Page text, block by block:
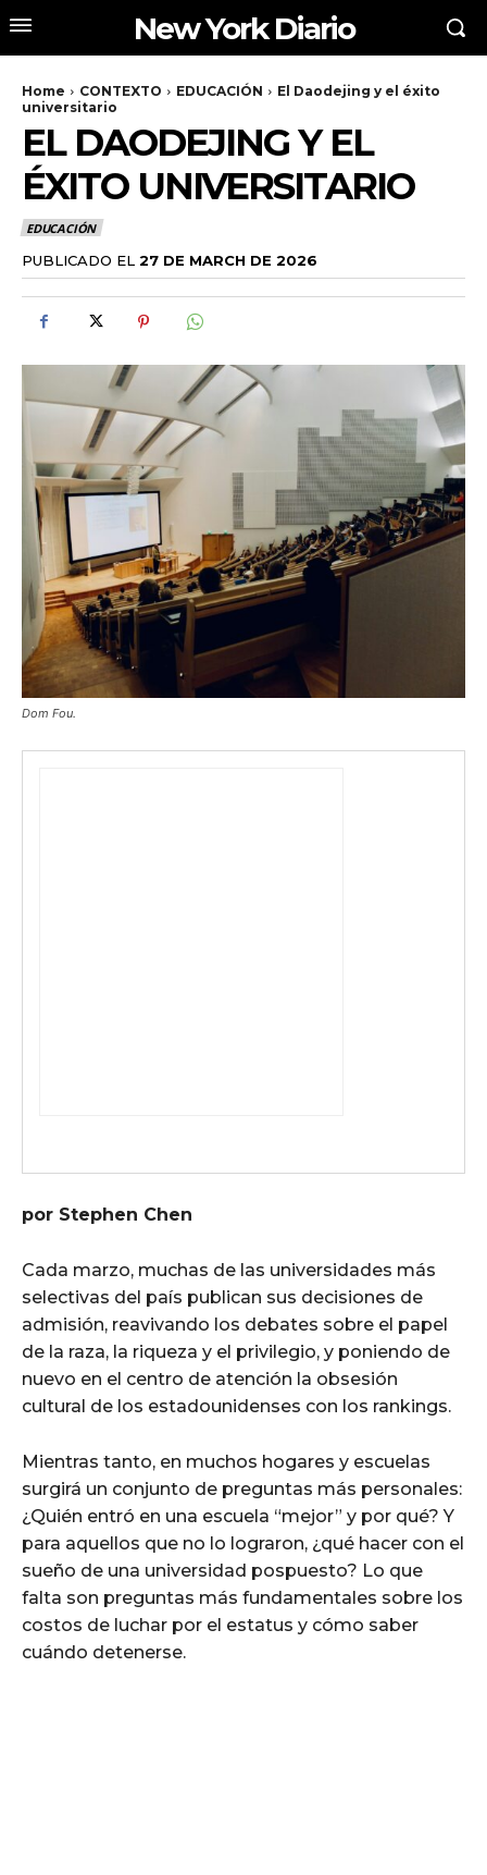
New York Diario
Home CONTEXTO EDUCACIÓN
El Daodejing y el éxito
universitario
EL DAODEJING Y EL
ÉXITO UNIVERSITARIO
EDUCACIÓN
PUBLICADO EL 27 DE MARCH DE 2026
Dom Fou.
por Stephen Chen
Cada marzo, muchas de las universidades más
selectivas del país publican sus decisiones de
admisión, reavivando los debates sobre el papel
de la raza, la riqueza y el privilegio, y poniendo de
nuevo en el centro de atención la obsesión
cultural de los estadounidenses con los rankings.
Mientras tanto, en muchos hogares y escuelas
surgirá un conjunto de preguntas más personales:
¿Quién entró en una escuela “mejor” y por qué? Y
para aquellos que no lo lograron, ¿qué hacer con el
sueño de una universidad pospuesto? Lo que
falta son preguntas más fundamentales sobre los
costos de luchar por el estatus y cómo saber
cuándo detenerse.